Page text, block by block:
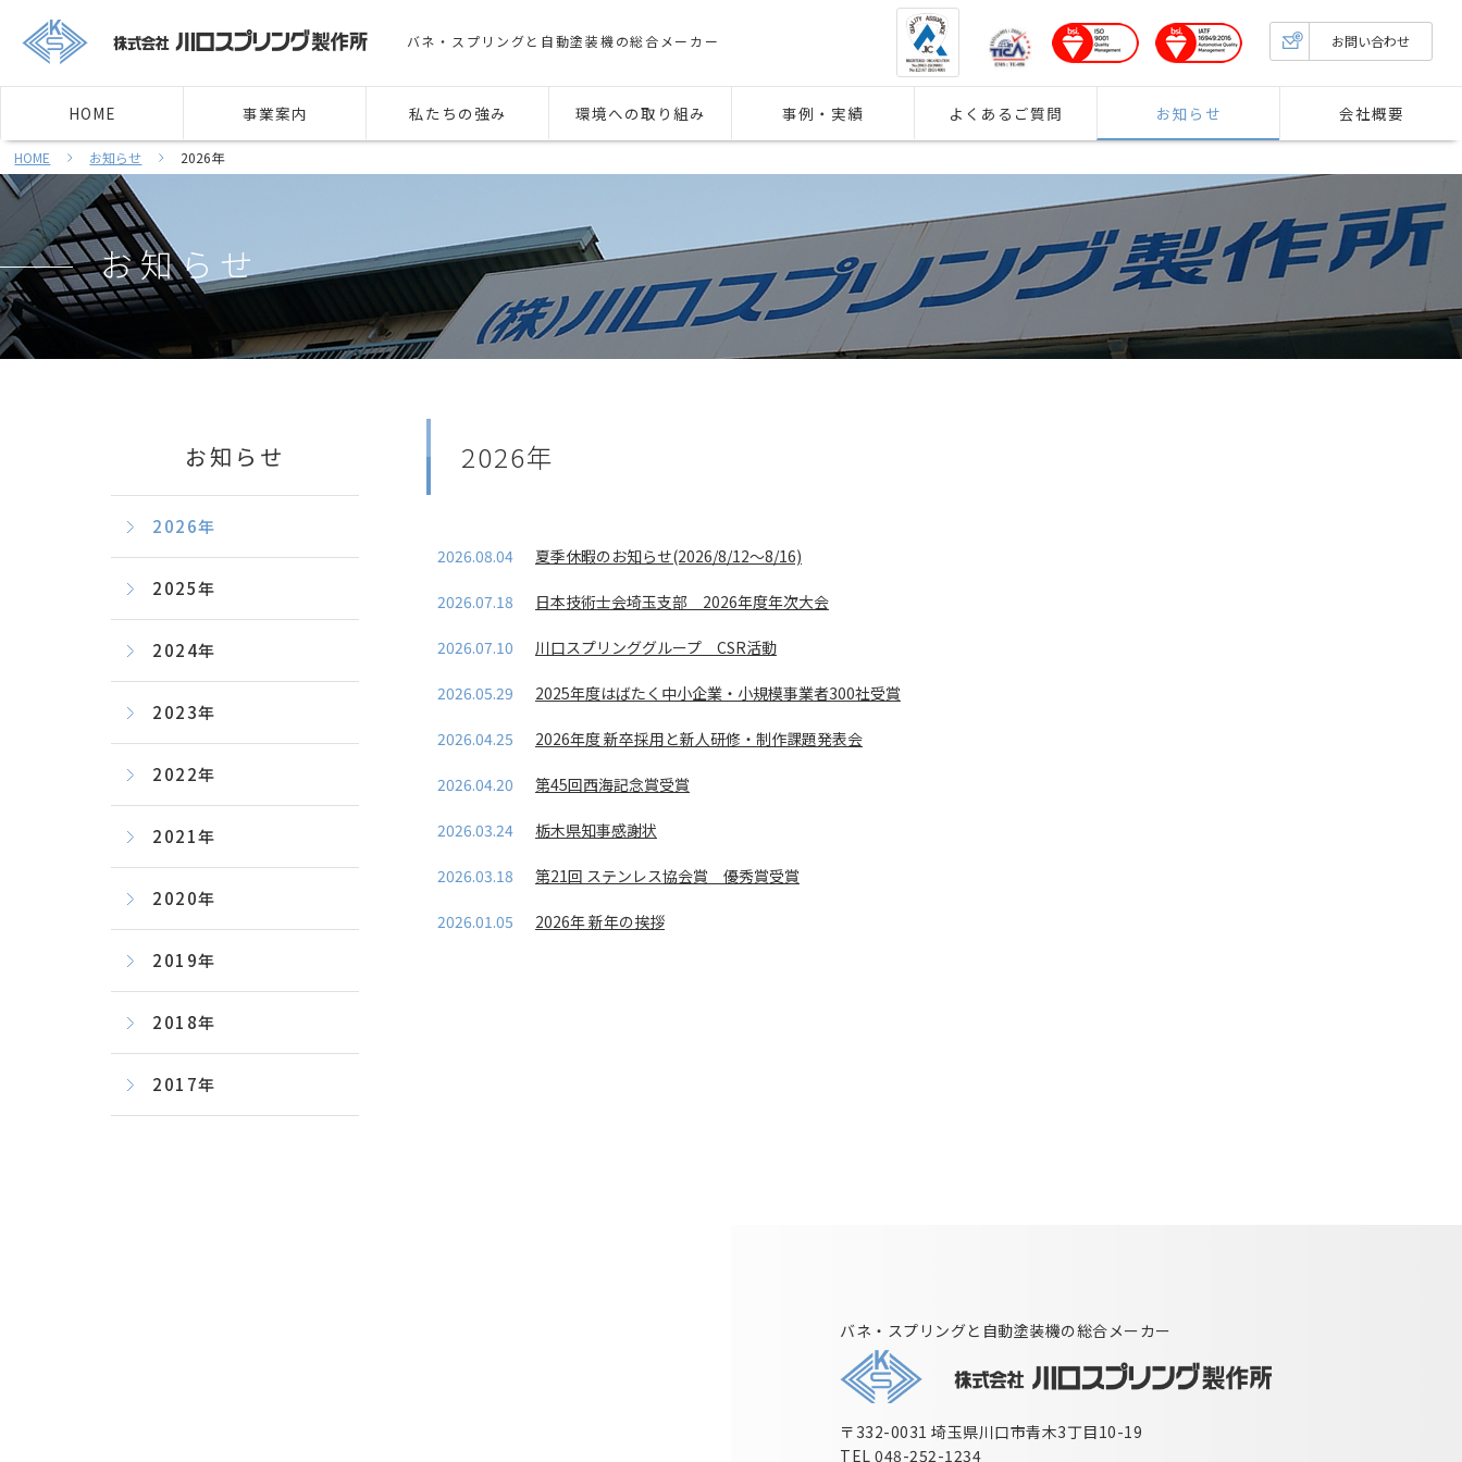
バネ・スプリングと自動塗装機の総合メーカー お問い合わせ
HOME 事業案内 私たちの強み 環境への取り組み 事例・実績 よくあるご質問 お知らせ 会社概要
HOME お知らせ 2026年
お知らせ
2026年
2026.08.04 夏季休暇のお知らせ(2026/8/12～8/16)
2026.07.18 日本技術士会埼玉支部 2026年度年次大会
2026.07.10 川口スプリンググループ CSR活動
2026.05.29 2025年度はばたく中小企業・小規模事業者300社受賞
2026.04.25 2026年度 新卒採用と新人研修・制作課題発表会
2026.04.20 第45回西海記念賞受賞
2026.03.24 栃木県知事感謝状
2026.03.18 第21回 ステンレス協会賞 優秀賞受賞
2026.01.05 2026年 新年の挨拶
お知らせ
2026年
2025年
2024年
2023年
2022年
2021年
2020年
2019年
2018年
2017年
バネ・スプリングと自動塗装機の総合メーカー
〒332-0031 埼玉県川口市青木3丁目10-19
TEL 048-252-1234